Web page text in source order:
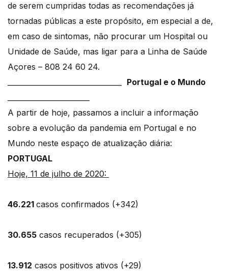
de serem cumpridas todas as recomendações já
tornadas públicas a este propósito, em especial a de,
em caso de sintomas, não procurar um Hospital ou
Unidade de Saúde, mas ligar para a Linha de Saúde
Açores – 808 24 60 24.
Portugal e o Mundo
A partir de hoje, passamos a incluir a informação
sobre a evolução da pandemia em Portugal e no
Mundo neste espaço de atualização diária:
PORTUGAL
Hoje, 11 de julho de 2020:
46.221 casos confirmados (+342)
30.655 casos recuperados (+305)
13.912 casos positivos ativos (+29)